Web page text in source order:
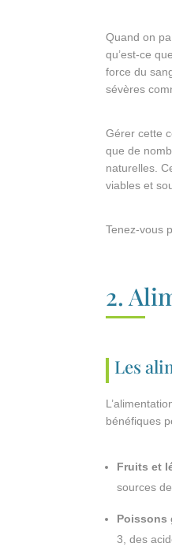
Quand on
qu’est-ce
force du
sévères
Gérer cette
que de
naturelles.
viables et
Tenez-vous
2.
Les
bénéfiques
Fruits et
sources
Poissons
3, des